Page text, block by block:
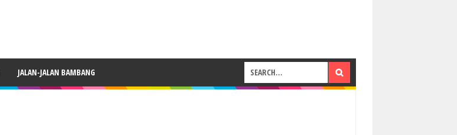
JALAN-JALAN BAMBANG